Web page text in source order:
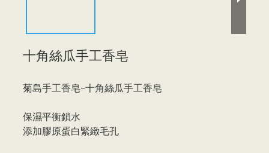
十角絲瓜手工香皂
菊島手工香皂-十角絲瓜手工香皂
保濕平衡鎖水
添加膠原蛋白緊緻毛孔